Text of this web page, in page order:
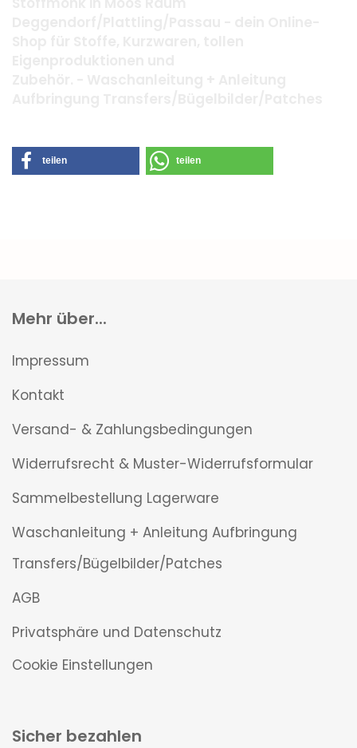
teilen teilen
Mehr über...
Impressum
Kontakt
Versand- & Zahlungsbedingungen
Widerrufsrecht & Muster-Widerrufsformular
Sammelbestellung Lagerware
Waschanleitung + Anleitung Aufbringung
Transfers/Bügelbilder/Patches
AGB
Privatsphäre und Datenschutz
Cookie Einstellungen
Sicher bezahlen